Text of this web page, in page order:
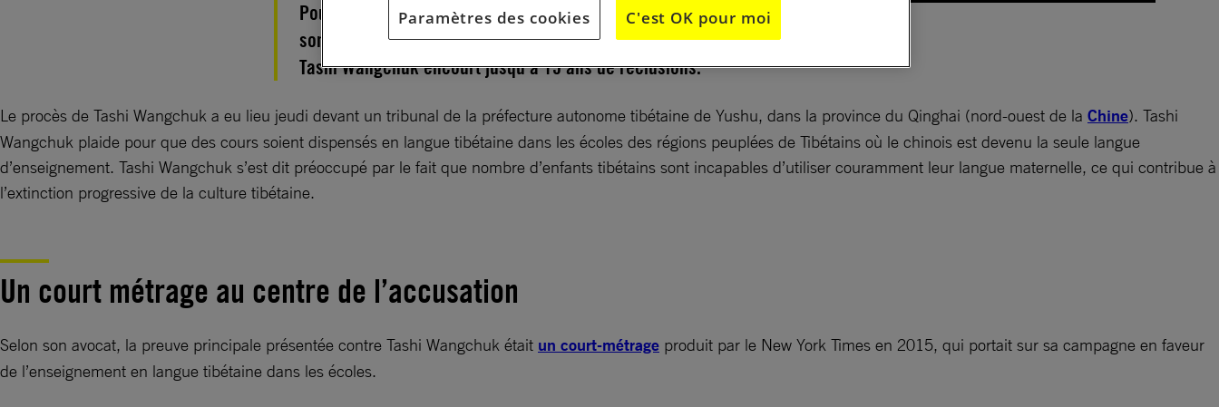
Pour être apparu dans un reportage du New York Times où il exprimait
son opinion sur la répression de la culture et de la langue tibétaine,
Tashi Wangchuk encourt jusqu’à 15 ans de réclusions.
Le procès de Tashi Wangchuk a eu lieu jeudi devant un tribunal de la préfecture autonome tibétaine de Yushu, dans la province du Qinghai (nord-ouest de la Chine). Tashi
Wangchuk plaide pour que des cours soient dispensés en langue tibétaine dans les écoles des régions peuplées de Tibétains où le chinois est devenu la seule langue
d’enseignement. Tashi Wangchuk s’est dit préoccupé par le fait que nombre d’enfants tibétains sont incapables d’utiliser couramment leur langue maternelle, ce qui contribue à
l’extinction progressive de la culture tibétaine.
Un court métrage au centre de l’accusation
Selon son avocat, la preuve principale présentée contre Tashi Wangchuk était un court-métrage produit par le New York Times en 2015, qui portait sur sa campagne en faveur
de l’enseignement en langue tibétaine dans les écoles.
Paramètres des cookies C'est OK pour moi